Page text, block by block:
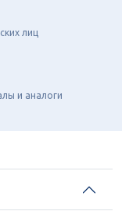
лиц
и аналоги